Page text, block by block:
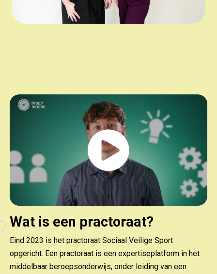
Wat is een practoraat?
Eind 2023 is het practoraat Sociaal Veilige Sport
opgericht. Een practoraat is een expertiseplatform in het
middelbaar beroepsonderwijs, onder leiding van een